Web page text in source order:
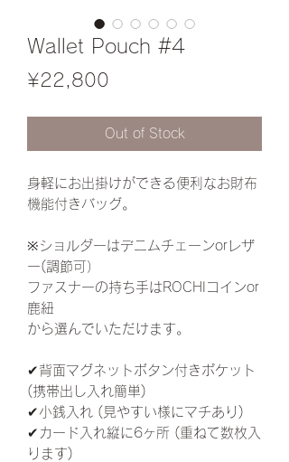
Wallet Pouch #4
¥22,800
Out of Stock
身軽にお出掛けができる便利なお財布
機能付きバッグ。
※ショルダーはデニムチェーンorレザ
ー(調節可）
ファスナーの持ち手はROCHIコインor
鹿紐
から選んでいただけます。
✔︎背面マグネットボタン付きポケット
(携帯出し入れ簡単)
✔︎小銭入れ (見やすい様にマチあり)
✔︎カード入れ縦に6ヶ所 (重ねて数枚入
ります)